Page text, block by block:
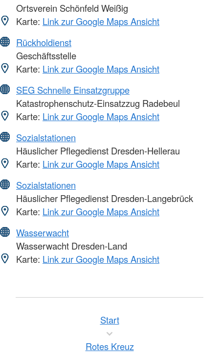
Ortsverein Schönfeld Weißig
Karte: Link zur Google Maps Ansicht
Rückholdienst
Geschäftsstelle
Karte: Link zur Google Maps Ansicht
SEG Schnelle Einsatzgruppe
Katastrophenschutz-Einsatzzug Radebeul
Karte: Link zur Google Maps Ansicht
Sozialstationen
Häuslicher Pflegedienst Dresden-Hellerau
Karte: Link zur Google Maps Ansicht
Sozialstationen
Häuslicher Pflegedienst Dresden-Langebrück
Karte: Link zur Google Maps Ansicht
Wasserwacht
Wasserwacht Dresden-Land
Karte: Link zur Google Maps Ansicht
Start
Rotes Kreuz